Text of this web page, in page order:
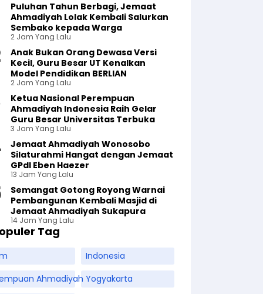
Puluhan Tahun Berbagi, Jemaat
Ahmadiyah Lolak Kembali Salurkan
Sembako kepada Warga
2 Jam Yang Lalu
Anak Bukan Orang Dewasa Versi
Kecil, Guru Besar UT Kenalkan
Model Pendidikan BERLIAN
2 Jam Yang Lalu
Ketua Nasional Perempuan
Ahmadiyah Indonesia Raih Gelar
Guru Besar Universitas Terbuka
3 Jam Yang Lalu
Jemaat Ahmadiyah Wonosobo
Silaturahmi Hangat dengan Jemaat
GPdI Eben Haezer
13 Jam Yang Lalu
Semangat Gotong Royong Warnai
Pembangunan Kembali Masjid di
Jemaat Ahmadiyah Sukapura
14 Jam Yang Lalu
Tag
Indonesia
Ahmadiyah Yogyakarta